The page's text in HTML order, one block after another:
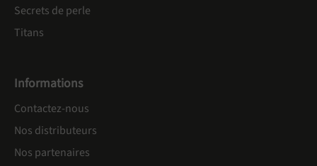
Secrets de perle
Titans
Informations
Contactez-nous
Nos distributeurs
Nos partenaires